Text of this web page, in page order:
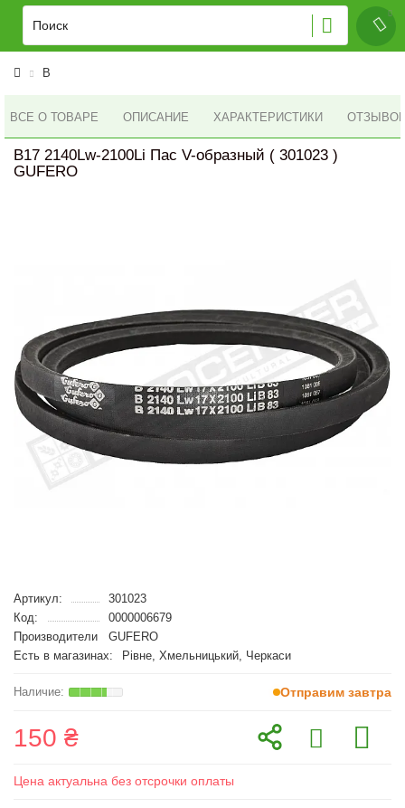
B
ВСЕ О ТОВАРЕ ОПИСАНИЕ ХАРАКТЕРИСТИКИ ОТЗЫВОВ
B17 2140Lw-2100Li Пас V-образный ( 301023 )
GUFERO
Артикул:
301023
Код:
0000006679
Производители
GUFERO
Есть в магазинах:
Рівне, Хмельницький, Черкаси
Отправим завтра
150 ₴
Цена актуальна без отсрочки оплаты